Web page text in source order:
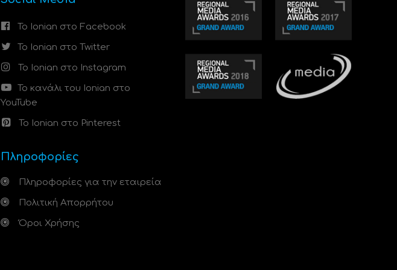
Το Ionian στο Facebook
Το Ionian στο Twitter
Το Ionian στο Instagram
Το κανάλι του Ionian στο
YouTube
Το Ionian στο Pinterest
Πληροφορίες
Πληροφορίες για την εταιρεία
Πολιτική Απορρήτου
Όροι Χρήσης